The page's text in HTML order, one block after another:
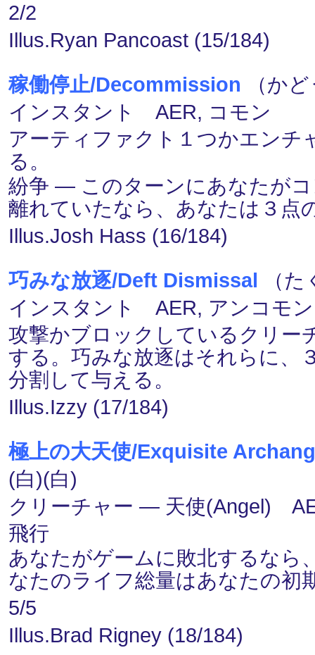
2/2
Illus.Ryan Pancoast (15/184)
稼働停止/Decommission （か
インスタント AER, コモン
アーティファクト１つかエンチ
る。
紛争 ― このターンにあなたが
離れていたなら、あなたは３点
Illus.Josh Hass (16/184)
巧みな放逐/Deft Dismissal （
インスタント AER, アンコモン
攻撃かブロックしているクリー
する。巧みな放逐はそれらに、
分割して与える。
Illus.Izzy (17/184)
極上の大天使/Exquisite
(白)(白)
クリーチャー ― 天使(Angel)
飛行
あなたがゲームに敗北するなら
なたのライフ総量はあなたの初
5/5
Illus.Brad Rigney (18/184)